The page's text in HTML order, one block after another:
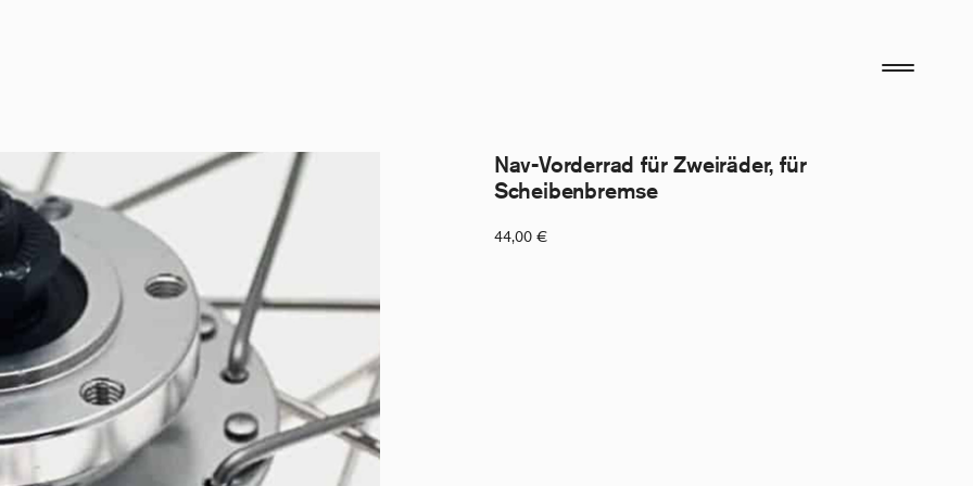
Nav-Vorderrad für Zweiräder, für
Scheibenbremse
44,00 €